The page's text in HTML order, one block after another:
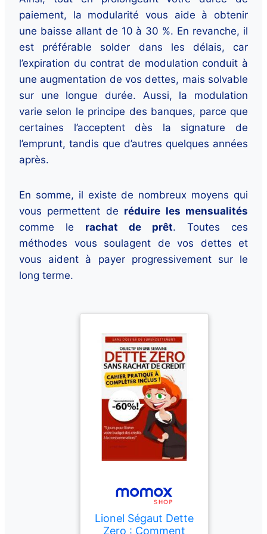
paiement, la modularité vous aide à obtenir
une baisse allant de 10 à 30 %. En revanche, il
est préférable solder dans les délais, car
l’expiration du contrat de modulation conduit à
une augmentation de vos dettes, mais solvable
sur une longue durée. Aussi, la modulation
varie selon le principe des banques, parce que
certaines l’acceptent dès la signature de
l’emprunt, tandis que d’autres quelques années
après.
En somme, il existe de nombreux moyens qui
vous permettent de réduire les mensualités
comme le rachat de prêt. Toutes ces
méthodes vous soulagent de vos dettes et
vous aident à payer progressivement sur le
long terme.
Lionel Ségaut Dette
Zero : Comment